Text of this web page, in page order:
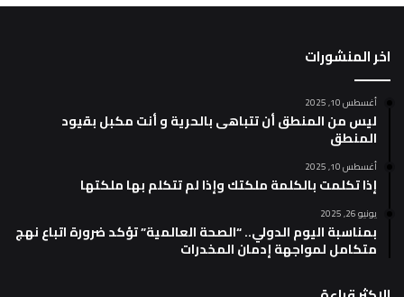
اخر المنشورات
أغسطس 10, 2025
ليس من المنطق أن تتباهى بالحرية و أنت مكبل بقيود
المنطق
أغسطس 10, 2025
إذا تكلمت بالكلمة ملكتك وإذا لم تتكلم بها ملكتها
يونيو 26, 2025
بمناسبة اليوم الدولي.. “الصحة العالمية” تؤكد ضرورة اتباع نهج
متكامل لمواجهة إدمان المخدرات